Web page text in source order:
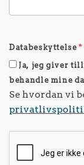
Databeskyttelse*
Ja, jeg giver
behandle mine
Se hvordan vi